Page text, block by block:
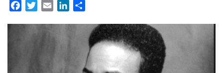
FacebookTwitterEmail LinkedIn